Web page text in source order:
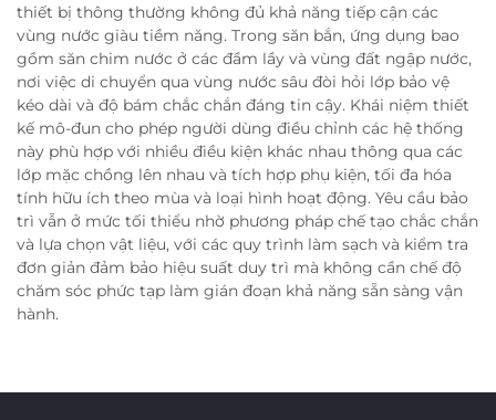
thiết bị thông thường không đủ khả năng tiếp cận các
vùng nước giàu tiềm năng. Trong săn bắn, ứng dụng bao
gồm săn chim nước ở các đầm lầy và vùng đất ngập nước,
nơi việc di chuyển qua vùng nước sâu đòi hỏi lớp bảo vệ
kéo dài và độ bám chắc chắn đáng tin cậy. Khái niệm thiết
kế mô-đun cho phép người dùng điều chỉnh các hệ thống
này phù hợp với nhiều điều kiện khác nhau thông qua các
lớp mặc chồng lên nhau và tích hợp phụ kiện, tối đa hóa
tính hữu ích theo mùa và loại hình hoạt động. Yêu cầu bảo
trì vẫn ở mức tối thiểu nhờ phương pháp chế tạo chắc chắn
và lựa chọn vật liệu, với các quy trình làm sạch và kiểm tra
đơn giản đảm bảo hiệu suất duy trì mà không cần chế độ
chăm sóc phức tạp làm gián đoạn khả năng sẵn sàng vận
hành.